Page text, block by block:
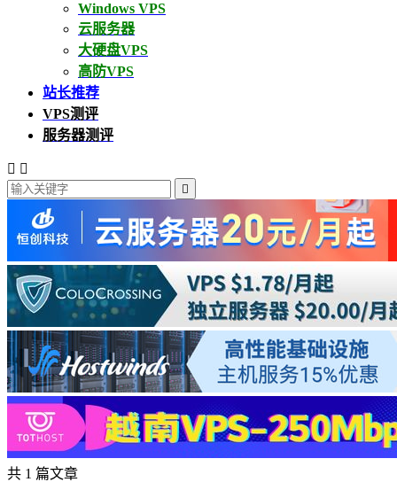
Windows VPS
云服务器
大硬盘VPS
高防VPS
站长推荐
VPS测评
服务器测评
 

共 1 篇文章